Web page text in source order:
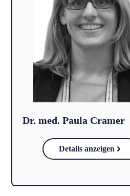
Dr. med. Paula Cramer
Details anzeigen